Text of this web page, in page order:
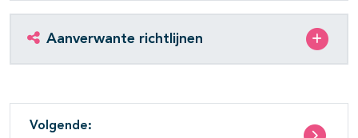
Aanverwante richtlijnen
Volgende: